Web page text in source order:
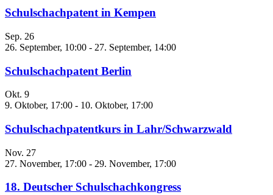
Schulschachpatent in Kempen
Sep. 26
26. September, 10:00 - 27. September, 14:00
Schulschachpatent Berlin
Okt. 9
9. Oktober, 17:00 - 10. Oktober, 17:00
Schulschachpatentkurs in Lahr/Schwarzwald
Nov. 27
27. November, 17:00 - 29. November, 17:00
18. Deutscher Schulschachkongress